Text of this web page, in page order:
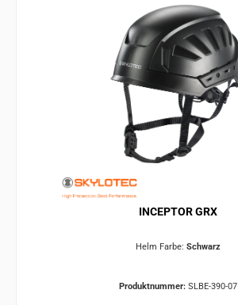
INCEPTOR GRX
Helm Farbe: Schwarz
Produktnummer: SLBE-390-07